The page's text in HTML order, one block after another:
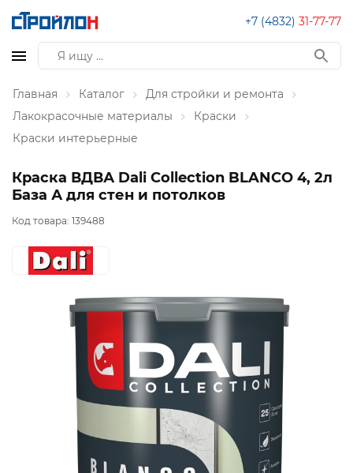
+7 (4832) 31-77-77
Главная Каталог
Для стройки и ремонта
Лакокрасочные материалы
Краски
Краски интерьерные
Краска ВДВА Dali Collection BLANCO 4, 2л
База А для стен и потолков
Код товара: 139488